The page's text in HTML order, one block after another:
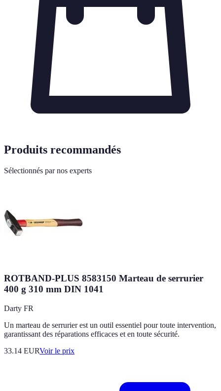
Produits recommandés
Sélectionnés par nos experts
ROTBAND-PLUS 8583150 Marteau de serrurier
400 g 310 mm DIN 1041
Darty FR
Un marteau de serrurier est un outil essentiel pour toute intervention,
garantissant des réparations efficaces et en toute sécurité.
33.14 EURVoir le prix